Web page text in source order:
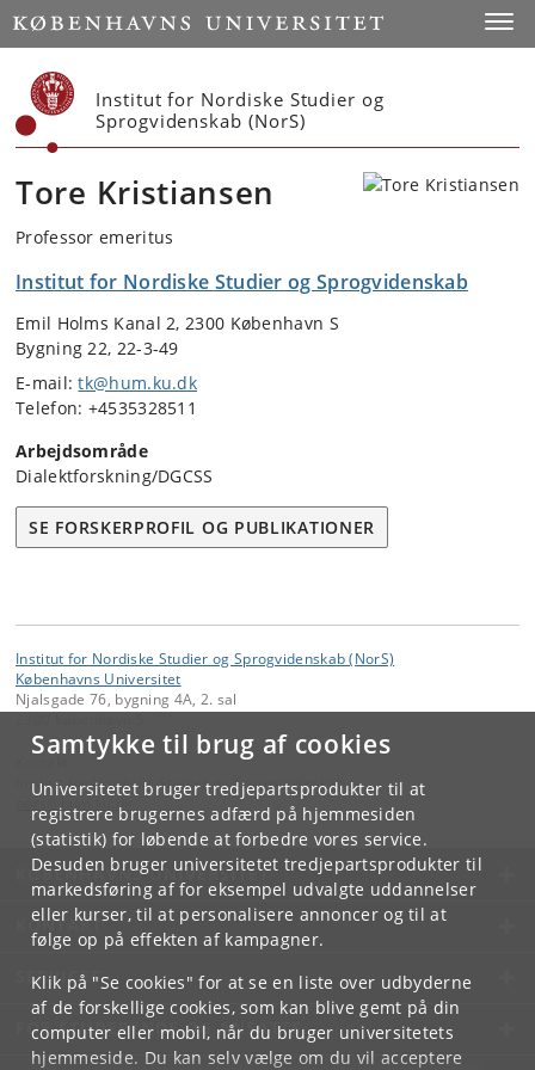
Samtykke til brug af cookies
Universitetet bruger tredjepartsprodukter til at
registrere brugernes adfærd på hjemmesiden
(statistik) for løbende at forbedre vores service.
Desuden bruger universitetet tredjepartsprodukter til
markedsføring af for eksempel udvalgte uddannelser
eller kurser, til at personalisere annoncer og til at
følge op på effekten af kampagner.
Klik på "Se cookies" for at se en liste over udbyderne
af de forskellige cookies, som kan blive gemt på din
computer eller mobil, når du bruger universitetets
hjemmeside. Du kan selv vælge om du vil acceptere
Start
Institut for Nordiske Studier og
Sprogvidenskab (NorS)
Tore Kristiansen
Professor emeritus
Institut for Nordiske Studier og Sprogvidenskab
Emil Holms Kanal 2, 2300 København S
Bygning 22, 22-3-49
E-mail:tk@hum.ku.dk
Telefon: +4535328511
Arbejdsområde
Dialektforskning/DGCSS
SE FORSKERPROFIL OG PUBLIKATIONER
Institut for Nordiske Studier og Sprogvidenskab (NorS)
Københavns Universitet
Njalsgade 76, bygning 4A, 2. sal
Institut for Nordiske Studier og Sprogvidenskab
KØBENHAVNS UNIVERSITET
KONTAKT
SERVICES
FOR STUDERENDE OG ANSATTE